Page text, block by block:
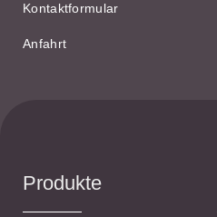
Kontaktformular
Anfahrt
Produkte